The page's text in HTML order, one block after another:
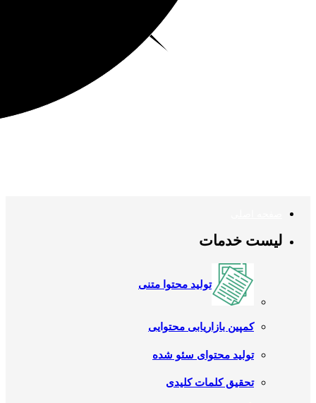
لیست خدمات
تولید محتوا متنی
کمپین بازاریابی محتوایی
تولید محتوای سئو شده
تحقیق کلمات کلیدی